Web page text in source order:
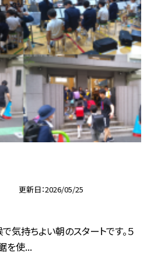
更新日 2026/05/25
気持ちよい朝のスタートです。５
を使...